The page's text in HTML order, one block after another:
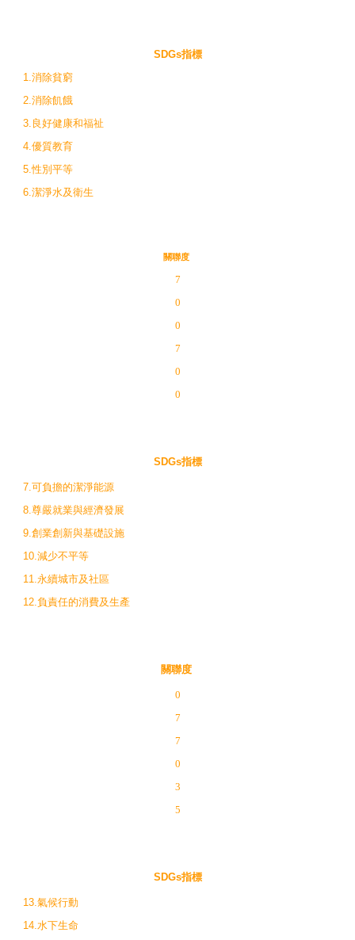
SDGs指標
1.消除貧窮
2.消除飢餓
3.良好健康和福祉
4.優質教育
5.性別平等
6.潔淨水及衛生
關聯度
7
0
0
7
0
0
SDGs指標
7.可負擔的潔淨能源
8.尊嚴就業與經濟發展
9.創業創新與基礎設施
10.減少不平等
11.永續城市及社區
12.負責任的消費及生產
關聯度
0
7
7
0
3
5
SDGs指標
13.氣候行動
14.水下生命